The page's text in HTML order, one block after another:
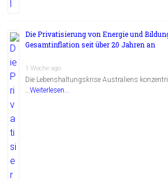
Die Privatisierung von Energie und
Gesamtinflation seit über 20 Jahren an
1 Woche ago
Die Lebenshaltungskrise Australiens
…Weiterlesen...